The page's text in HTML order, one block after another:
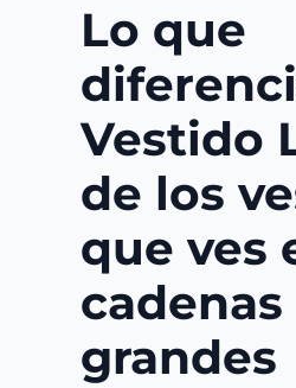
Lo que
Vestido
de los
que ves
cadenas
grandes